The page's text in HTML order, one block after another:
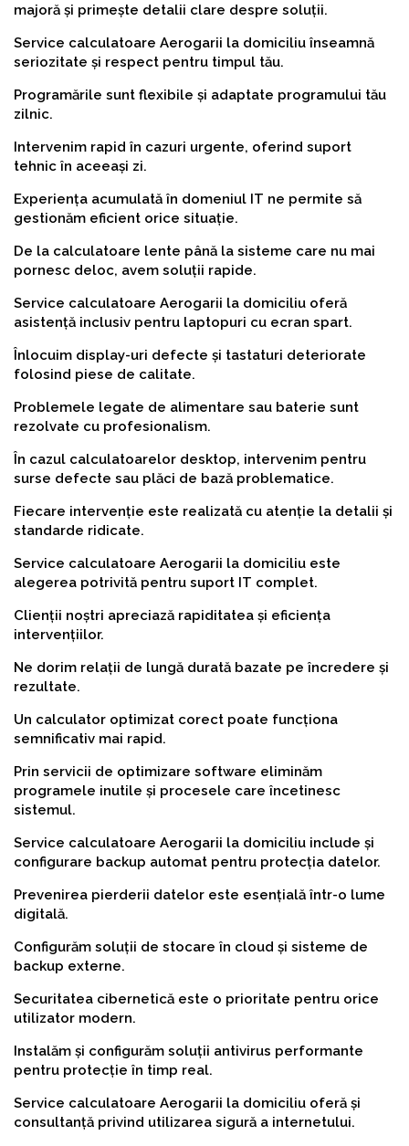
majoră și primește detalii clare despre soluții.
Service calculatoare Aerogarii la domiciliu înseamnă
seriozitate și respect pentru timpul tău.
Programările sunt flexibile și adaptate programului tău
zilnic.
Intervenim rapid în cazuri urgente, oferind suport
tehnic în aceeași zi.
Experiența acumulată în domeniul IT ne permite să
gestionăm eficient orice situație.
De la calculatoare lente până la sisteme care nu mai
pornesc deloc, avem soluții rapide.
Service calculatoare Aerogarii la domiciliu oferă
asistență inclusiv pentru laptopuri cu ecran spart.
Înlocuim display-uri defecte și tastaturi deteriorate
folosind piese de calitate.
Problemele legate de alimentare sau baterie sunt
rezolvate cu profesionalism.
În cazul calculatoarelor desktop, intervenim pentru
surse defecte sau plăci de bază problematice.
Fiecare intervenție este realizată cu atenție la detalii și
standarde ridicate.
Service calculatoare Aerogarii la domiciliu este
alegerea potrivită pentru suport IT complet.
Clienții noștri apreciază rapiditatea și eficiența
intervențiilor.
Ne dorim relații de lungă durată bazate pe încredere și
rezultate.
Un calculator optimizat corect poate funcționa
semnificativ mai rapid.
Prin servicii de optimizare software eliminăm
programele inutile și procesele care încetinesc
sistemul.
Service calculatoare Aerogarii la domiciliu include și
configurare backup automat pentru protecția datelor.
Prevenirea pierderii datelor este esențială într-o lume
digitală.
Configurăm soluții de stocare în cloud și sisteme de
backup externe.
Securitatea cibernetică este o prioritate pentru orice
utilizator modern.
Instalăm și configurăm soluții antivirus performante
pentru protecție în timp real.
Service calculatoare Aerogarii la domiciliu oferă și
consultanță privind utilizarea sigură a internetului.